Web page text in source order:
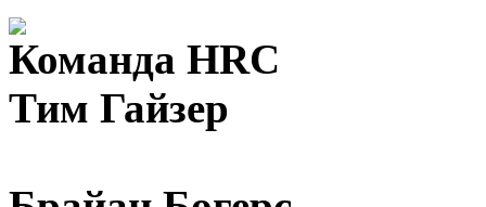
Команда HRC
Тим Гайзер